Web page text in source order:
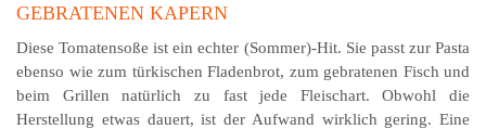
GEBRATENEN KAPERN
Diese Tomatensoße ist ein echter (Sommer)-Hit. Sie passt zur Pasta
ebenso wie zum türkischen Fladenbrot, zum gebratenen Fisch und
beim Grillen natürlich zu fast jede Fleischart. Obwohl die
Herstellung etwas dauert, ist der Aufwand wirklich gering. Eine